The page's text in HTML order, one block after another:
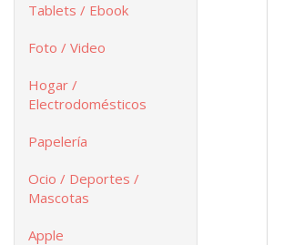
Tablets / Ebook
Foto / Video
Hogar /
Electrodomésticos
Papelería
Ocio / Deportes /
Mascotas
Apple